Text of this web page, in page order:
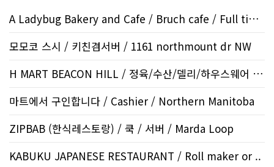
A Ladybug Bakery and Cafe / Bruch cafe / Full time baris..
모모코 스시 / 키친겸서버 / 1161 northmount dr NW
H MART BEACON HILL / 정육/수산/델리/하우스웨어 / ..
마트에서 구인합니다 / Cashier / Northern Manitoba
ZIPBAB (한식레스토랑) / 쿡 / 서버 / Marda Loop
KABUKU JAPANESE RESTAURANT / Roll maker or ..